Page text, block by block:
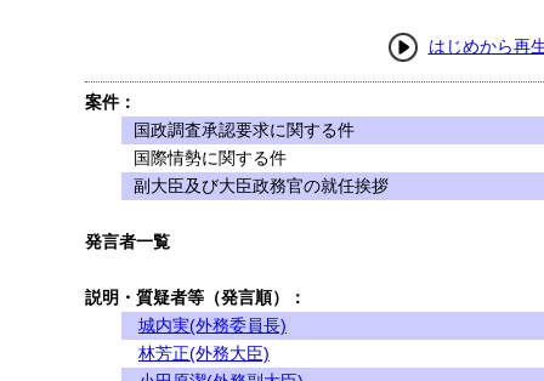
はじめから再
案件：
国政調査承認要求に関する件
国際情勢に関する件
副大臣及び大臣政務官の就任挨拶
発言者一覧
説明・質疑者等（発言順）：
城内実(外務委員長)
林芳正(外務大臣)